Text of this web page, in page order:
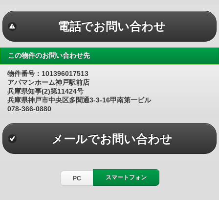
電話でお問い合わせ
この物件のお問い合わせ先
物件番号：101396017513
アパマンホーム神戸駅前店
兵庫県知事(2)第11424号
兵庫県神戸市中央区多聞通3-3-16甲南第一ビル
078-366-0880
メールでお問い合わせ
PC スマートフォン